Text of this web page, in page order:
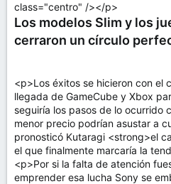
class="centro" /></p>
Los modelos Slim y los
cerraron un círculo
<p>Los éxitos se hicieron con el
llegada de GameCube y Xbox
seguiría los pasos de lo ocurrido
menor precio podrían asustar a
pronosticó Kutaragi <strong>el
el que finalmente marcaría la
<p>Por si la falta de atención
emprender esa lucha Sony se